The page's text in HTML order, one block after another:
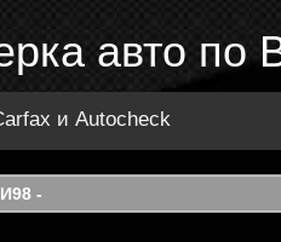
авто по
и Autocheck
-